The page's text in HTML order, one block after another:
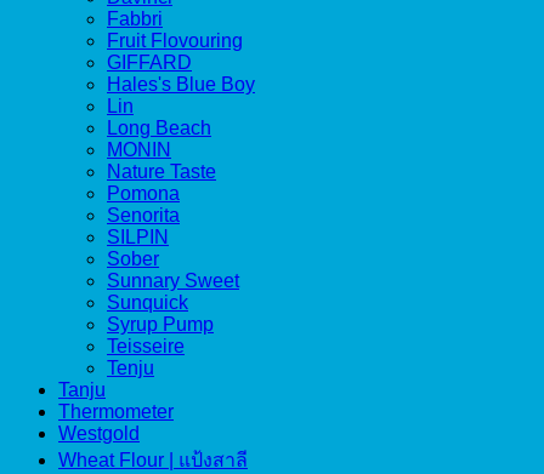
Fabbri
Fruit Flovouring
GIFFARD
Hales's Blue Boy
Lin
Long Beach
MONIN
Nature Taste
Pomona
Senorita
SILPIN
Sober
Sunnary Sweet
Sunquick
Syrup Pump
Teisseire
Tenju
Tanju
Thermometer
Westgold
Wheat Flour | แป้งสาลี